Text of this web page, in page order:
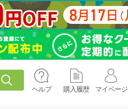
ヘルプ 購入履歴 マイページ